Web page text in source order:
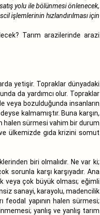
yolu ile bölünmesi önlenecek,
işlemlerinin hızlandırılması için
Tarım arazilerinde arazi
yetişir. Topraklar dünyadaki
da yardımcı olur. Topraklar
veya bozulduğunda insanların
kalmamıştır. Buna karşın,
halen sürmesi vahim bir durum
ülkemizde gıda krizini somut
biri olmalıdır. Ne var ki;
sorunla karşı karşıyadır. Ana
veya çok büyük olması; eğimli
sanayi, karayolu, madencilik
feodal yapının halen sürmesi;
yanlış ve yanlış tarım